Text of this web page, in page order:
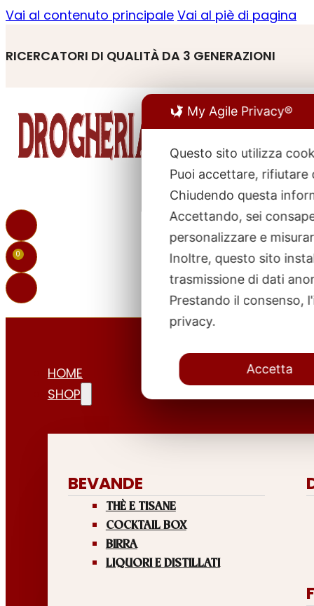
Vai al contenuto principale Vai al piè di pagina
RICERCATORI DI QUALITÀ DA 3 GENERAZIONI
0
HOME
SHOP
BEVANDE
THÈ E TISANE
COCKTAIL BOX
BIRRA
LIQUORI E DISTILLATI
My Agile Privacy®
Questo sito utilizza
Puoi accettare, rifiutare
Chiudendo questa
Accettando, sei
personalizzare e
Inoltre, questo sito
trasmissione di dati
Prestando il consenso,
privacy.
Accetta